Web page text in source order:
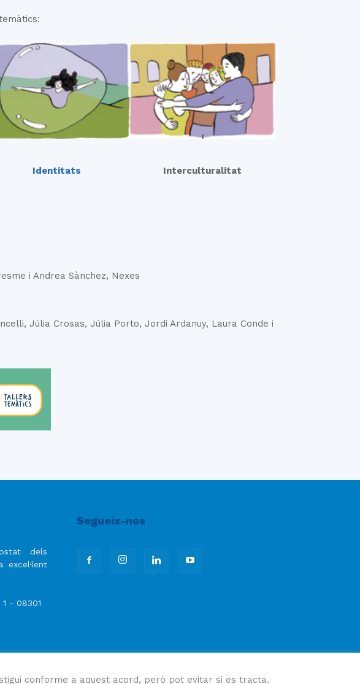
Identitats Interculturalitat
i Andrea Sànchez, Nexes
Júlia Crosas, Júlia Porto, Jordi Ardanuy, Laura Conde i
dels
excel·lent
- 08301
Segueix-nos
conforme a aquest acord, però pot evitar si es tracta.